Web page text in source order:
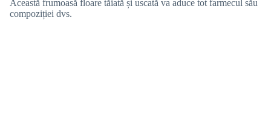
Această frumoasă floare tăiată și uscată va aduce tot farmecul său
compoziției dvs.